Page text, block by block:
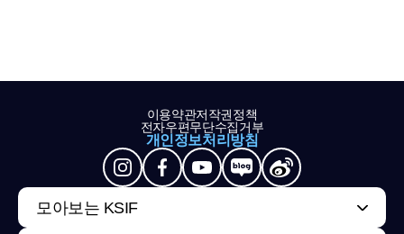
이용약관저작권정책
전자우편무단수집거부
개인정보처리방침
모아보는 KSIF